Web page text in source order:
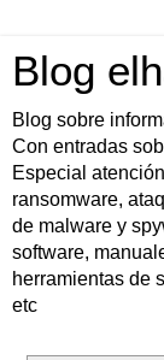
Blog
Blog sobre
Con entradas
Especial
ransomware,
de malware y
software,
herramientas de
etc